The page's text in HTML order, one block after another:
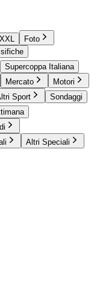
Foto
Supercoppa Italiana
Mercato
Motori
Sport
Sondaggi
Altri Speciali